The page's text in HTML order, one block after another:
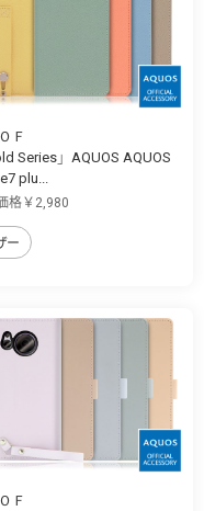
Ｆ
Series」AQUOS AQUOS
plu...
格￥2,980
ー
Ｆ